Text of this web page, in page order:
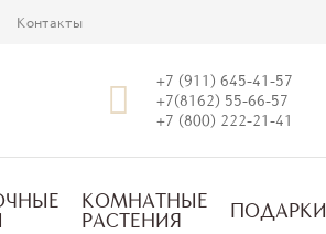
Контакты
+7 (911) 645-41-57
+7(8162) 55-66-57
+7 (800) 222-21-41
КОМНАТНЫЕ
РАСТЕНИЯ
ПОДАРКИ